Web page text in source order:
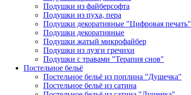
Подушки из файберсофта
Подушки из пуха, пера
Подушки декоративные "Цифровая печать"
Подушки декоративные
Подушки жатый микрофайбер
Подушки из лузги гречихи
Подушки с травами "Терапия снов"
Постельное бельё
Постельное бельё из поплина "Душечка"
Постельное бельё из сатина